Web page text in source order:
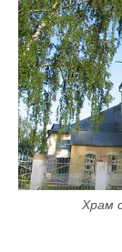
Храм